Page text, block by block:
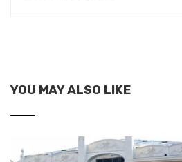
YOU MAY ALSO LIKE